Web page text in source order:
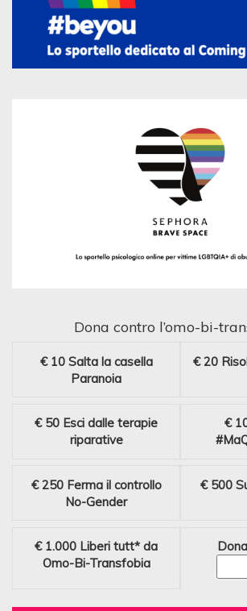
Dona contro l’omo-bi-
€ 10 Salta la casella
Paranoia
€ 20
€ 50 Esci dalle terapie
riparative
€
€ 250 Ferma il controllo
No-Gender
€ 500
€ 1.000 Liberi tutt* da
Omo-Bi-Transfobia